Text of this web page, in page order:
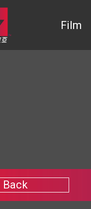
Film
Back